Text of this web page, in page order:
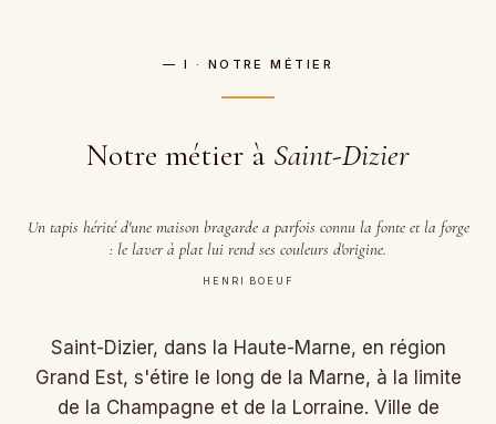
— I · NOTRE MÉTIER
Notre métier à Saint-Dizier
Un tapis hérité d'une maison bragarde a parfois connu la fonte et la forge
: le laver à plat lui rend ses couleurs d'origine.
HENRI BOEUF
Saint-Dizier, dans la Haute-Marne, en région
Grand Est, s'étire le long de la Marne, à la limite
de la Champagne et de la Lorraine. Ville de